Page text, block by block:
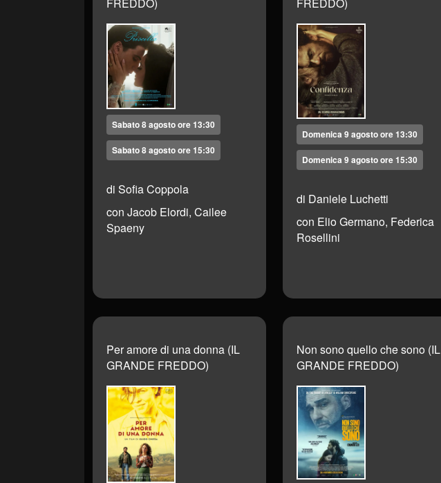
FREDDO)
Sabato 8 agosto ore 13:30
Sabato 8 agosto ore 15:30
di Sofia Coppola
con Jacob Elordi, Cailee
Spaeny
FREDDO)
Domenica 9 agosto ore 13:30
Domenica 9 agosto ore 15:30
di Daniele Luchetti
con Elio Germano, Federica
Rosellini
Per amore di una donna (IL
GRANDE FREDDO)
Non sono quello che sono (IL
GRANDE FREDDO)